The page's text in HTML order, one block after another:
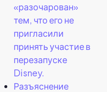
«разочарован»
тем, что его не
пригласили
принять участие в
перезапуске
Disney.
Разъяснение